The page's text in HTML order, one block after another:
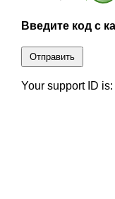
Введите код с
Отправить
Your support ID